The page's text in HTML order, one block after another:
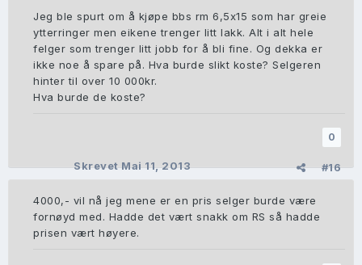
Jeg ble spurt om å kjøpe bbs rm 6,5x15 som har greie
ytterringer men eikene trenger litt lakk. Alt i alt hele
felger som trenger litt jobb for å bli fine. Og dekka er
ikke noe å spare på. Hva burde slikt koste? Selgeren
hinter til over 10 000kr.
Hva burde de koste?
0
#16
SkrevetMai 11, 2013
4000,- vil nå jeg mene er en pris selger burde være
fornøyd med. Hadde det vært snakk om RS så hadde
prisen vært høyere.